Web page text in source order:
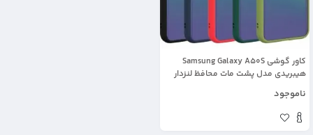
کاور گوشی Samsung Galaxy A50S
هیبریدی مدل پشت مات محافظ لنزدار
ناموجود